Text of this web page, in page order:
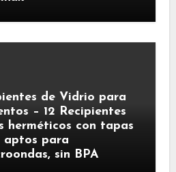
de Vidrio para
– 12 Recipientes
herméticos con tapas
aptos para
sin BPA